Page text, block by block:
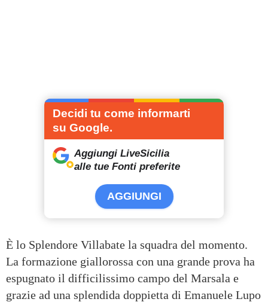
Decidi tu come informarti
su Google.
Aggiungi LiveSicilia
alle tue Fonti preferite
AGGIUNGI
È lo Splendore Villabate la squadra del momento.
La formazione giallorossa con una grande prova ha
espugnato il difficilissimo campo del Marsala e
grazie ad una splendida doppietta di Emanuele Lupo